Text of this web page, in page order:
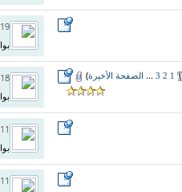
1
2
3
... الصفحة الأخيرة)